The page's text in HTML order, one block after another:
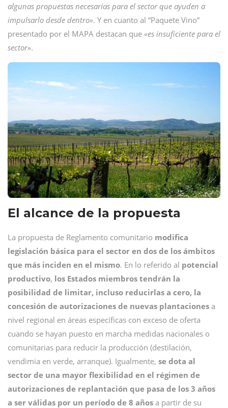
algunas propuestas necesarias para el sector que ayuden a
impulsarlo desde dentro». Y en cuanto al “Paquete Vino”
presentado por el MAPA destacan que «es insuficiente para el
sector».
El alcance de la propuesta
La propuesta de Reglamento comunitario modifica
legislación básica para el sector en dos de los ámbitos
que más inciden en el mismo. En lo referido al potencial
productivo, los Estados miembros tendrán la
posibilidad de limitar, incluso reducirlas a cero, la
concesión de autorizaciones de nuevas plantaciones a
nivel regional en áreas específicas con exceso de oferta
cuando se hayan puesto en marcha medidas nacionales o
comunitarias para reducir la producción (destilación,
vendimia en verde, arranque). Igualmente, se dota al
sector de una mayor flexibilidad en el régimen de
autorizaciones de replantación que pasa de los 3 años
a ser válidas por un período de 8 años a partir de su